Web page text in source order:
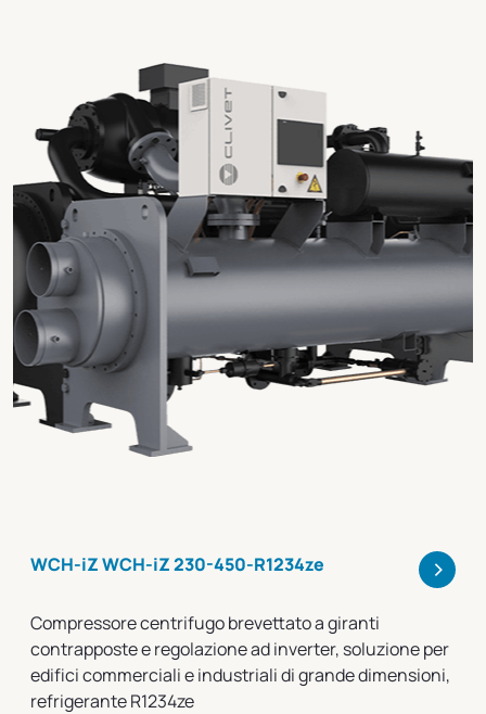
WCH-iZ WCH-iZ 230-450-R1234ze >
Compressore centrifugo brevettato a giranti
contrapposte e regolazione ad inverter, soluzione per
edifici commerciali e industriali di grande dimensioni,
refrigerante R1234ze